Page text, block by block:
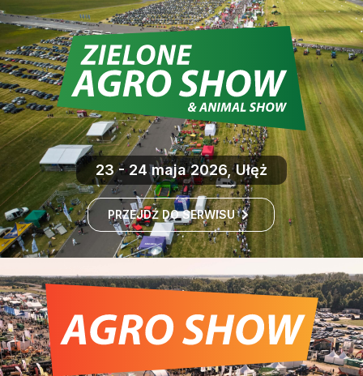
23 - 24 maja 2026, Ułęż
PRZEJDŹ DO SERWISU